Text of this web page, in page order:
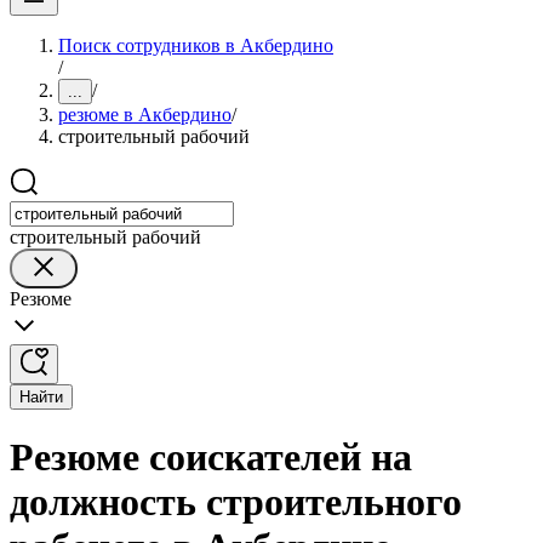
Поиск сотрудников в Акбердино
/
... /
резюме в Акбердино/
строительный рабочий
строительный рабочий
Резюме
Найти
Резюме соискателей на
должность строительного